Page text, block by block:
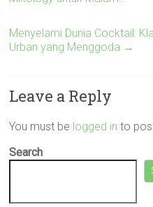
Menyelami Dunia Cocktail:
Urban yang Menggoda →
Leave a Reply
You must be logged in to
Search